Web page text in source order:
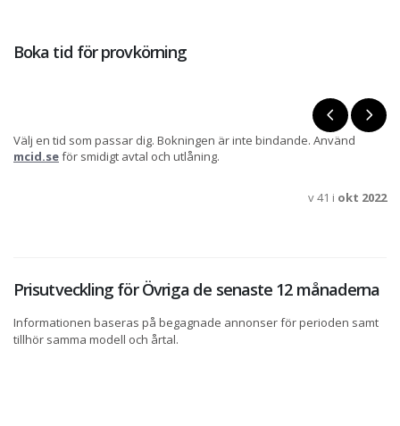
Boka tid för provkörning
Välj en tid som passar dig. Bokningen är inte bindande. Använd
mcid.seför smidigt avtal och utlåning.
v 41 i okt 2022
Prisutveckling för Övriga de senaste 12 månaderna
Informationen baseras på begagnade annonser för perioden samt
tillhör samma modell och årtal.